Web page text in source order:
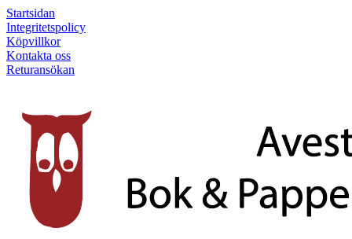
Startsidan
Integritetspolicy
Köpvillkor
Kontakta oss
Returansökan